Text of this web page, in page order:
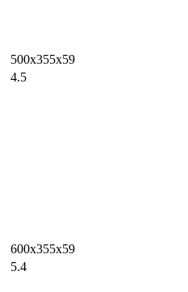
500x355x59
4.5
600x355x59
5.4